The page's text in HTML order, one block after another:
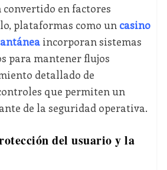
convertido en factores
plataformas como un casino
incorporan sistemas
para mantener flujos
detallado de
que permiten un
de la seguridad operativa.
del usuario y la